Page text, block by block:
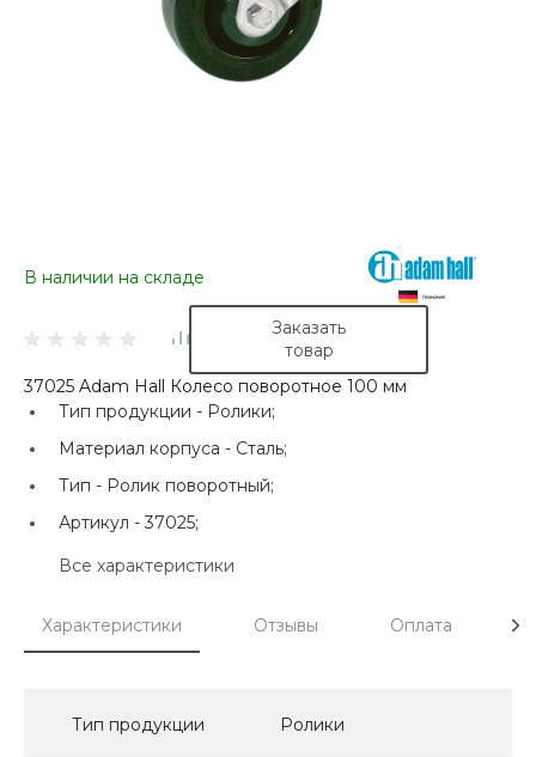
В наличии на складе
Заказать
товар
37025 Adam Hall Колесо поворотное 100 мм
Тип продукции - Ролики;
Материал корпуса - Сталь;
Тип - Ролик поворотный;
Артикул - 37025;
Все характеристики
Характеристики Отзывы Оплата
Тип продукции Ролики